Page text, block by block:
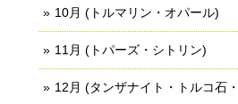
10月 (トルマリン・オパール)
11月 (トパーズ・シトリン)
12月 (タンザナイト・トルコ石